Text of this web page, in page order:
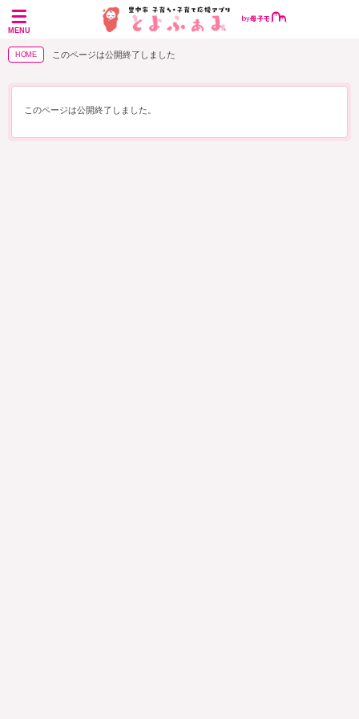
MENU
HOME このページは公開終了しました
このページは公開終了しました。